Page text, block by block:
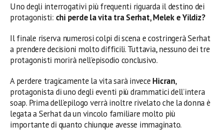
Uno degli interrogativi più frequenti riguarda il destino dei
protagonisti: chi perde la vita tra Serhat, Melek e Yildiz?
Il finale riserva numerosi colpi di scena e costringerà Serhat
a prendere decisioni molto difficili. Tuttavia, nessuno dei tre
protagonisti morirà nell’episodio conclusivo.
A perdere tragicamente la vita sarà invece Hicran,
protagonista di uno degli eventi più drammatici dell’intera
soap. Prima dell’epilogo verrà inoltre rivelato che la donna è
legata a Serhat da un vincolo familiare molto più
importante di quanto chiunque avesse immaginato.